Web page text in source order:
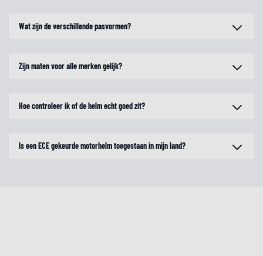
Wat zijn de verschillende pasvormen?
Zijn maten voor alle merken gelijk?
Hoe controleer ik of de helm echt goed zit?
Is een ECE gekeurde motorhelm toegestaan in mijn land?